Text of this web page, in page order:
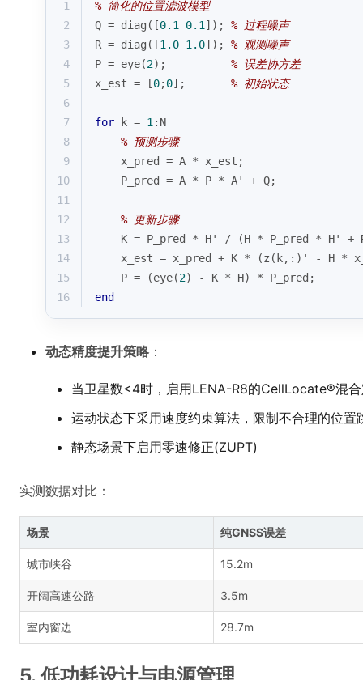
1
% 简化的位置滤波模型
2
Q = diag ([0.1 0.1 ]); % 过程噪声
3
R = diag ([1.0 1.0]); % 观测噪声
4
P = eye(2); % 误差协方差
5
x_est = [0;0]; % 初始状态
6
7
for k = 1 :N
8
% 预测步骤
9
    x_pred = A * x_est;
10
    P_pred = A * P * A' + Q;
11
12
% 更新步骤
13
K = P_pred * H' / (H * P_pred * H' +
14
x_est = x_pred + K * (z(k,:)' - H *
15
    P = (
eye(2) - K * H) * P_pred;
16
end
动态精度提升策略 ：
当卫星数<4时，启用LENA-R8的CellLocate®混
运动状态下采用速度约束算法，限制不合理的位置
静态场景下启用零速修正(ZUPT)
实测数据对比：
场景 纯GNSS误差
城市峡谷 15.2m
开阔高速公路 3.5m
室内窗边 28.7m